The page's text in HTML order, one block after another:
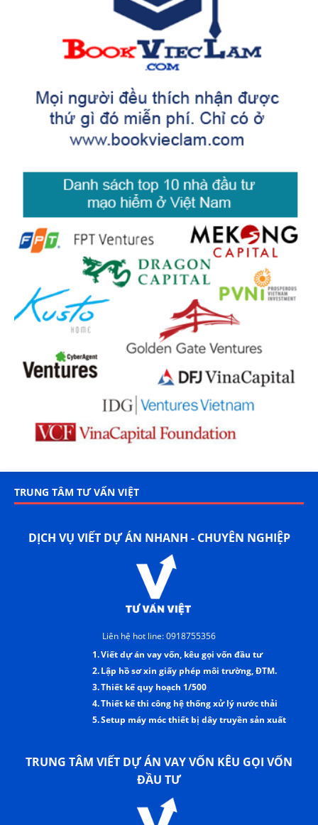
TRUNG TÂM TƯ VẤN VIỆT
DỊCH VỤ VIẾT DỰ ÁN NHANH - CHUYÊN NGHIỆP
Liên hệ hot line: 0918755356
1.Viết dự án vay vốn, kêu gọi vốn đầu tư
2.Lập hồ sơ xin giấy phép môi trường, ĐTM.
3.Thiết kế quy hoạch 1/500
4.Thiết kế thi công hệ thống xử lý nước thải
5.Setup máy móc thiết bị dây truyền sản xuất
TRUNG TÂM VIẾT DỰ ÁN VAY VỐN KÊU GỌI VỐN
ĐẦU TƯ